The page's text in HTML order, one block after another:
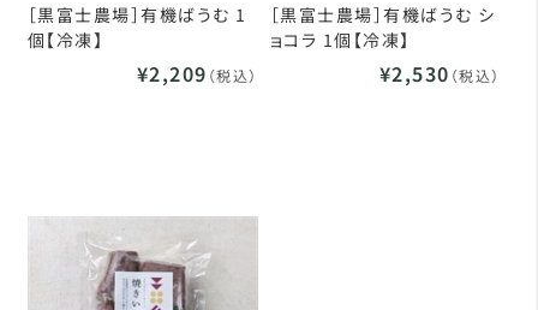
［黒富士農場］有機ばうむ 1
個【冷凍】
¥2,209 （税込）
［黒富士農場］有機ばうむ シ
ョコラ 1個【冷凍】
¥2,530 （税込）